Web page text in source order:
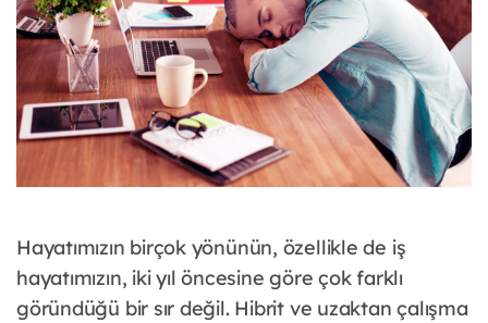
Hayatımızın birçok yönünün, özellikle de iş
hayatımızın, iki yıl öncesine göre çok farklı
göründüğü bir sır değil. Hibrit ve uzaktan çalışma